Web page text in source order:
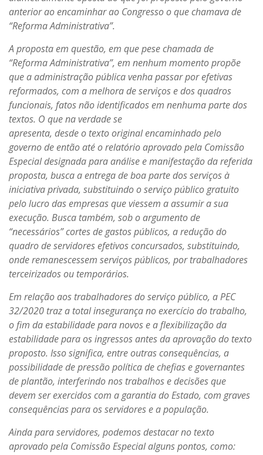
anterior ao encaminhar ao Congresso o que chamava de
“Reforma Administrativa”.
A proposta em questão, em que pese chamada de
“Reforma Administrativa”, em nenhum momento propõe
que a administração pública venha passar por efetivas
reformados, com a melhora de serviços e dos quadros
funcionais, fatos não identificados em nenhuma parte dos
textos. O que na verdade se
apresenta, desde o texto original encaminhado pelo
governo de então até o relatório aprovado pela Comissão
Especial designada para análise e manifestação da referida
proposta, busca a entrega de boa parte dos serviços à
iniciativa privada, substituindo o serviço público gratuito
pelo lucro das empresas que viessem a assumir a sua
execução. Busca também, sob o argumento de
“necessários” cortes de gastos públicos, a redução do
quadro de servidores efetivos concursados, substituindo,
onde remanescessem serviços públicos, por trabalhadores
terceirizados ou temporários.
Em relação aos trabalhadores do serviço público, a PEC
32/2020 traz a total insegurança no exercício do trabalho,
o fim da estabilidade para novos e a flexibilização da
estabilidade para os ingressos antes da aprovação do texto
proposto. Isso significa, entre outras consequências, a
possibilidade de pressão política de chefias e governantes
de plantão, interferindo nos trabalhos e decisões que
devem ser exercidos com a garantia do Estado, com graves
consequências para os servidores e a população.
Ainda para servidores, podemos destacar no texto
aprovado pela Comissão Especial alguns pontos, como: